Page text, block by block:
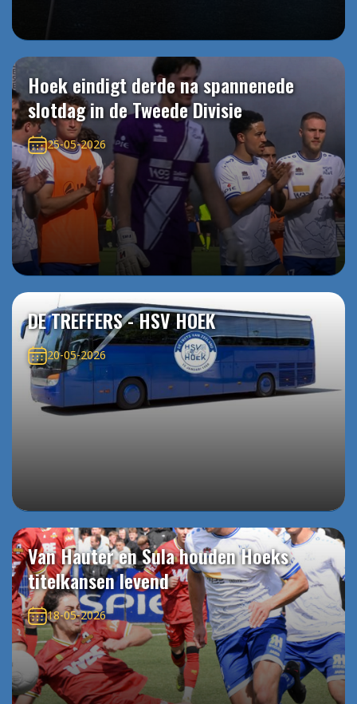
Hoek eindigt derde na spannenede
slotdag in de Tweede Divisie
25-05-2026
DE TREFFERS - HSV HOEK
20-05-2026
Van Hauter en Sula houden Hoeks
titelkansen levend
18-05-2026